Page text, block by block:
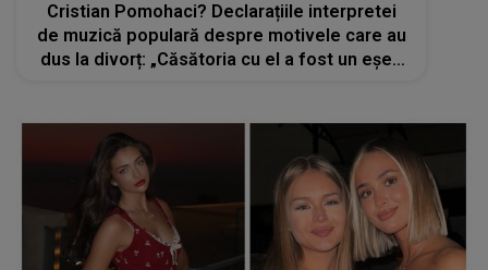
Cristian Pomohaci? Declarațiile interpretei
de muzică populară despre motivele care au
dus la divorț: „Căsătoria cu el a fost un eșec